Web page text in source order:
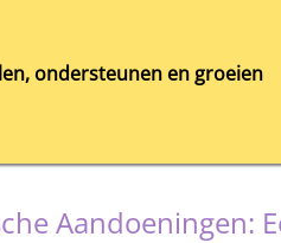
ondersteunen en groeien
Aandoeningen: